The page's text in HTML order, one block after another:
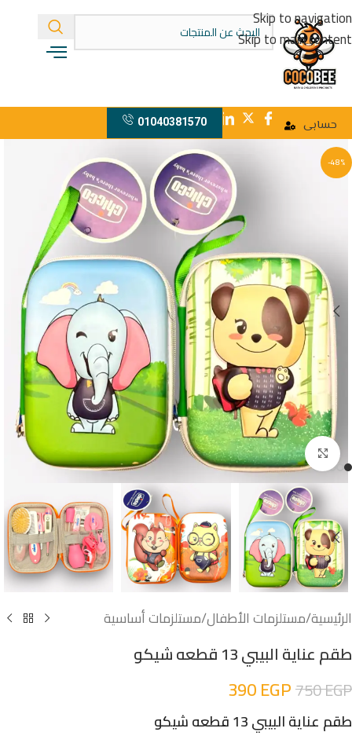
Skip to navigation
Skip to main content
حسابى 01040381570
-48%
اضغط للتكبير
الرئيسية/مستلزمات الأطفال/مستلزمات أساسية
طقم عناية البيبي 13 قطعه شيكو
750EGP
390EGP
طقم عناية البيبي 13 قطعه شيكو